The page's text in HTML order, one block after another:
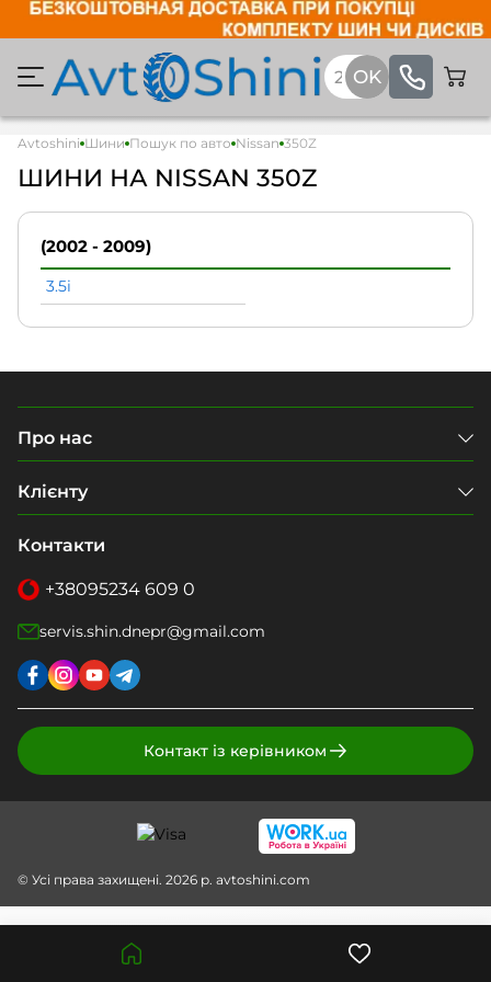
Avtoshini Шини Пошук по авто Nissan 350Z
ШИНИ НА NISSAN 350Z
(2002 - 2009)
3.5i
Про нас
Клієнту
Контакти
+38095234 609 0
servis.shin.dnepr@gmail.com
Контакт із керівником
© Усі права захищені. 2026 р. avtoshini.com